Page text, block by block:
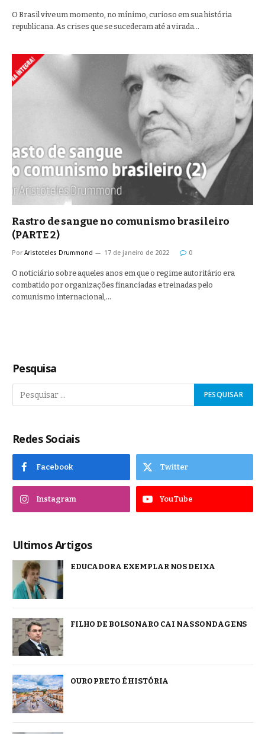
O Brasil vive um momento, no mínimo, curioso em sua história
republicana. As crises que se sucederam até a virada…
Rastro de sangue no comunismo brasileiro
(PARTE 2)
Por Aristoteles Drummond 17 de janeiro de 2022 0
O noticiário sobre aqueles anos em que o regime autoritário era
combatido por organizações financiadas e treinadas pelo
comunismo internacional,…
Pesquisa
Redes Sociais
Facebook Twitter
Instagram YouTube
Ultimos Artigos
EDUCADORA EXEMPLAR NOS DEIXA
FILHO DE BOLSONARO CAI NAS SONDAGENS
OURO PRETO É HISTÓRIA